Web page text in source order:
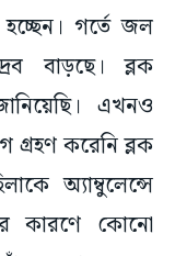
হচ্ছেন। গর্তে জল
বাড়ছে। ব্লক
এখনও
গ্রহণ করেনি ব্লক
অ্যাম্বুলেন্সে
কারণে কোনো